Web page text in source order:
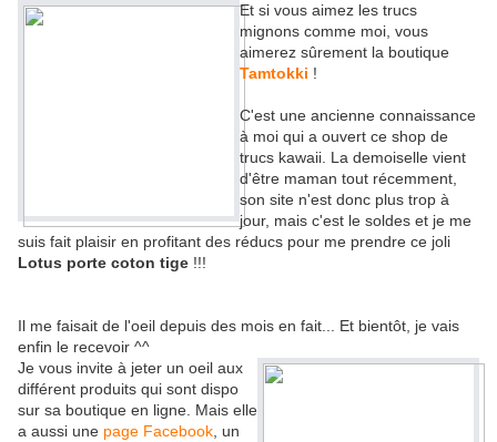
Et si vous aimez les trucs
mignons comme moi, vous
aimerez sûrement la boutique
Tamtokki !
C'est une ancienne connaissance
à moi qui a ouvert ce shop de
trucs kawaii. La demoiselle vient
d'être maman tout récemment,
son site n'est donc plus trop à
jour, mais c'est le soldes et je me
suis fait plaisir en profitant des réducs pour me prendre ce joli
Lotus porte coton tige !!!
Il me faisait de l'oeil depuis des mois en fait... Et bientôt, je vais
enfin le recevoir ^^
Je vous invite à jeter un oeil aux
différent produits qui sont dispo
sur sa boutique en ligne. Mais elle
a aussi une page Facebook , un